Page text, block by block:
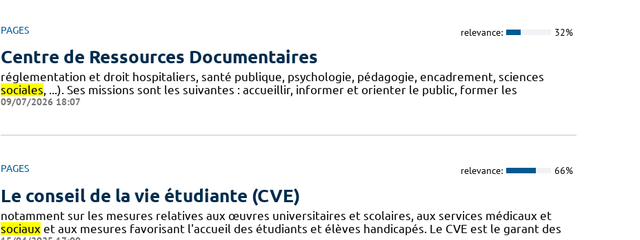
PAGES relevance: 32%
Centre de Ressources Documentaires
réglementation et droit hospitaliers, santé publique, psychologie, pédagogie, encadrement, sciences
sociales, ...). Ses missions sont les suivantes : accueillir, informer et orienter le public, former les
09/07/2026 18:07
PAGES relevance: 66%
Le conseil de la vie étudiante (CVE)
notamment sur les mesures relatives aux œuvres universitaires et scolaires, aux services médicaux et
sociaux et aux mesures favorisant l'accueil des étudiants et élèves handicapés. Le CVE est le garant des